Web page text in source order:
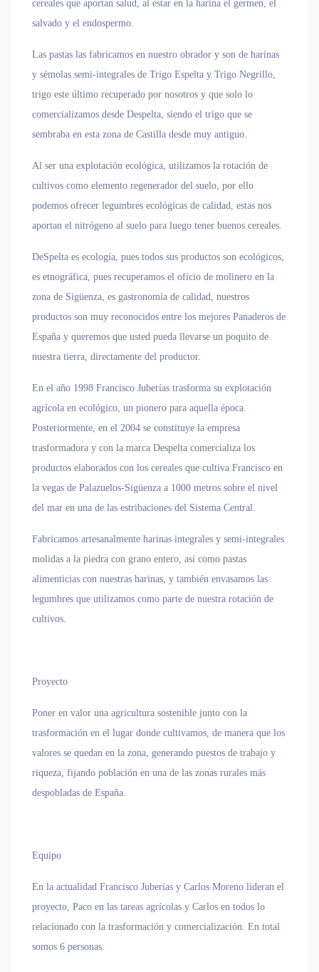
cereales que aportan salud, al estar en la harina el germen, el
salvado y el endospermo.
Las pastas las fabricamos en nuestro obrador y son de harinas
y sémolas semi-integrales de Trigo Espelta y Trigo Negrillo,
trigo este último recuperado por nosotros y que solo lo
comercializamos desde Despelta, siendo el trigo que se
sembraba en esta zona de Castilla desde muy antiguo.
Al ser una explotación ecológica, utilizamos la rotación de
cultivos como elemento regenerador del suelo, por ello
podemos ofrecer legumbres ecológicas de calidad, estas nos
aportan el nitrógeno al suelo para luego tener buenos cereales.
DeSpelta es ecología, pues todos sus productos son ecológicos,
es etnográfica, pues recuperamos el oficio de molinero en la
zona de Sigüenza, es gastronomía de calidad, nuestros
productos son muy reconocidos entre los mejores Panaderos de
España y queremos que usted pueda llevarse un poquito de
nuestra tierra, directamente del productor.
En el año 1998 Francisco Juberías trasforma su explotación
agrícola en ecológico, un pionero para aquella época.
Posteriormente, en el 2004 se constituye la empresa
trasformadora y con la marca Despelta comercializa los
productos elaborados con los cereales que cultiva Francisco en
la vegas de Palazuelos-Sigüenza a 1000 metros sobre el nivel
del mar en una de las estribaciones del Sistema Central.
Fabricamos artesanalmente harinas integrales y semi-integrales
molidas a la piedra con grano entero, así como pastas
alimenticias con nuestras harinas, y también envasamos las
legumbres que utilizamos como parte de nuestra rotación de
cultivos.
Proyecto
Poner en valor una agricultura sostenible junto con la
trasformación en el lugar donde cultivamos, de manera que los
valores se quedan en la zona, generando puestos de trabajo y
riqueza, fijando población en una de las zonas rurales más
despobladas de España.
Equipo
En la actualidad Francisco Juberías y Carlos Moreno lideran el
proyecto, Paco en las tareas agrícolas y Carlos en todos lo
relacionado con la trasformación y comercialización. En total
somos 6 personas.